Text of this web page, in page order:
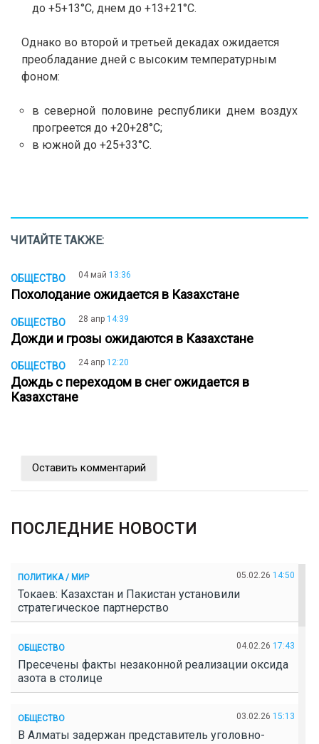
до +5+13°C, днем до +13+21°C.
Однако во второй и третьей декадах ожидается
преобладание дней с высоким температурным
фоном:
в северной половине республики днем воздух
прогреется до +20+28°C;
в южной до +25+33°C.
ЧИТАЙТЕ ТАКЖЕ:
ОБЩЕСТВО 04 май 13:36
Похолодание ожидается в Казахстане
ОБЩЕСТВО 28 апр 14:39
Дожди и грозы ожидаются в Казахстане
ОБЩЕСТВО 24 апр 12:20
Дождь с переходом в снег ожидается в
Казахстане
Оставить комментарий
ПОСЛЕДНИЕ НОВОСТИ
ПОЛИТИКА / МИР 05.02.26 14:50
Токаев: Казахстан и Пакистан установили
стратегическое партнерство
ОБЩЕСТВО 04.02.26 17:43
Пресечены факты незаконной реализации оксида
азота в столице
ОБЩЕСТВО 03.02.26 15:13
В Алматы задержан представитель уголовно-